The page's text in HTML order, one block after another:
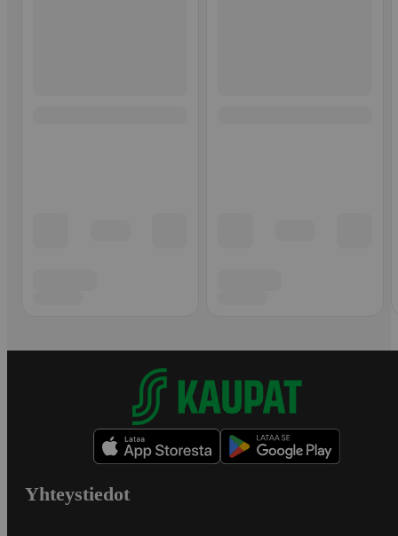
Yhteystiedot